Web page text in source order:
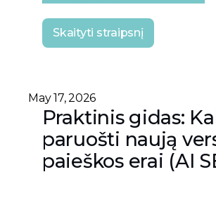
Skaityti straipsnį
May 17, 2026
Praktinis gidas:
paruošti naują
paieškos erai (AI